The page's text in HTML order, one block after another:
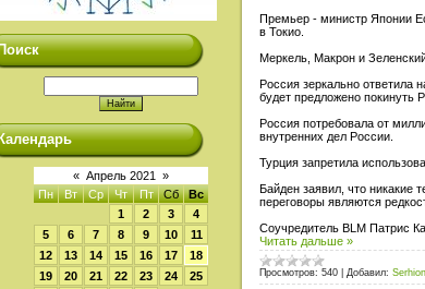
« Апрель 2021
»
Пн
Вт Ср Чт Пт Сб
Вс
1
2 3
4
5
6 7 8 9 10
11
12
13 14 15 16 17
18
19
20 21 22 23 24
25
Премьер - министр Японии
в Токио.
Меркель, Макрон и
Россия зеркально ответила
будет предложено покинуть
Россия потребовала от
внутренних дел России.
Турция запретила
Байден заявил, что никакие
переговоры являются
Соучредитель BLM Патрис
Читать дальше »
Просмотров: 540 Добавил: